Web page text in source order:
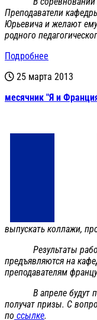
Преподаватели
Юрьевича и желают
родного
Подробнее
25 марта 2013
месячник "Я и
выпускать коллажи,
Результаты
предъявляются на
преподавателям
В апреле будут
получат призы. С
по ссылке.